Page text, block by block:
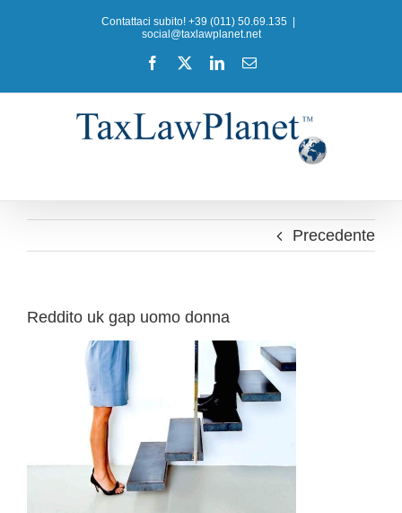
Contattaci subito! +39 (011) 50.69.135
social@taxlawplanet.net
Facebook LinkedInEmail
Precedente
Reddito uk gap uomo donna